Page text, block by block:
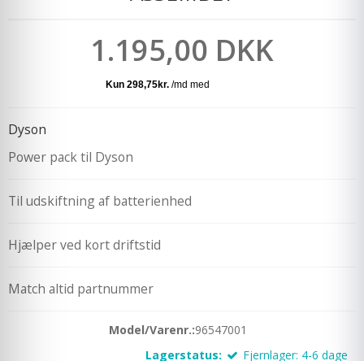
1.195,00 DKK
Dyson
Power pack til Dyson
Til udskiftning af batterienhed
Hjælper ved kort driftstid
Match altid partnummer
Model/Varenr.:96547001
Lagerstatus:
Fjernlager: 4-6 dage